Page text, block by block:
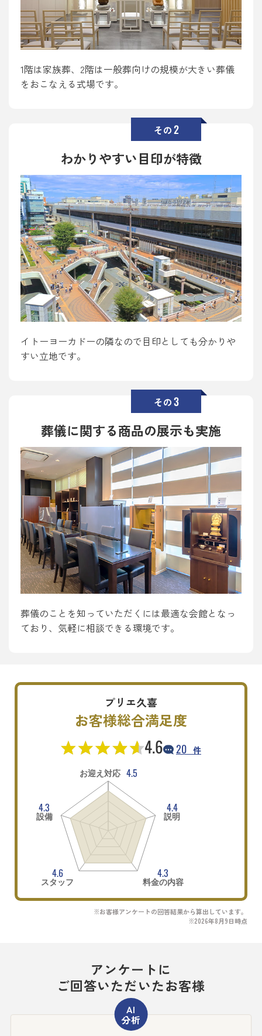
1階は家族葬、2階は一般葬向けの規模が大きい葬儀
をおこなえる式場です。
その2
わかりやすい目印が特徴
イトーヨーカドーの隣なので目印としても分かりや
すい立地です。
その3
葬儀に関する商品の展示も実施
葬儀のことを知っていただくには最適な会館となっ
ており、気軽に相談できる環境です。
プリエ久喜
お客様総合満足度
4.6 20 件
お迎え対応 4.5
4.4
説明
4.3
料金の内容
4.6
スタッフ
4.3
設備
※お客様アンケートの回答結果から算出しています。
※2026年8月9日時点
アンケートに
ご回答いただいたお客様